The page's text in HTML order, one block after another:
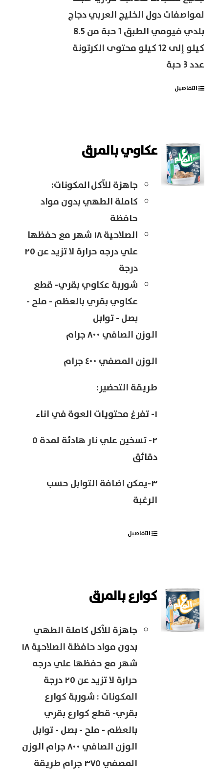
لمواصفات دول الخليج العربي دجاج
بلدي فيومي الطبق 1 حبة من 8.5
كيلو إلى 12 كيلو محتوى الكرتونة
عدد 3 حبة
التفاصيل
عكاوي بالمرق
جاهزة للآكل
كاملة الطهي بدون مواد
حافظة
الصلاحية ١٨ شهر مع حفظها
علي درجه حرارة لا تزيد عن ٢٥
درجة
المكونات:
شوربة عكاوي بقري- قطع
عكاوي بقري بالعظم - ملح -
بصل - توابل
الوزن الصافي ٨٠٠ جرام
الوزن المصفي ٤٠٠ جرام
طريقة التحضير:
١- تفرغ محتويات العوة في اناء
٢- تسخين علي نار هادئة لمدة ٥
دقائق
٣-يمكن اضافة التوابل حسب
الرغبة
التفاصيل
كوارع بالمرق
جاهزة للآكل كاملة الطهي
بدون مواد حافظة الصلاحية ١٨
شهر مع حفظها علي درجه
حرارة لا تزيد عن ٢٥ درجة
المكونات : شوربة كوارع
بقري- قطع كوارع بقري
بالعظم - ملح - بصل - توابل
الوزن الصافي ٨٠٠ جرام الوزن
المصفي ٣٧٥ جرام طريقة